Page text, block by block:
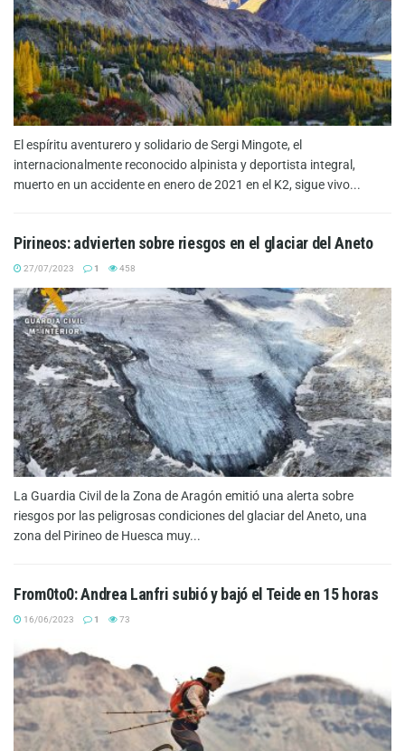
El espíritu aventurero y solidario de Sergi Mingote, el
internacionalmente reconocido alpinista y deportista integral,
muerto en un accidente en enero de 2021 en el K2, sigue vivo...
Pirineos: advierten sobre riesgos en el glaciar del Aneto
27/07/2023 1 458
La Guardia Civil de la Zona de Aragón emitió una alerta sobre
riesgos por las peligrosas condiciones del glaciar del Aneto, una
zona del Pirineo de Huesca muy...
From0to0: Andrea Lanfri subió y bajó el Teide en 15 horas
16/06/2023 1 73